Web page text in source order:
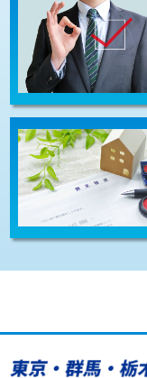
持込商品取付（単水
持込商品取付（混合
持込商品取付（浄
給水管工事※（バン
給水管工事※（支持
給水管工事※（保温
用/3ｍまで)